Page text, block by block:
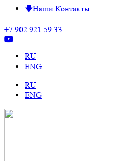
Наши Контакты
+7 902 921 59 33
RU
ENG
RU
ENG